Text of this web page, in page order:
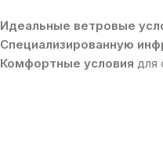
Идеальные ветровые
Специализированную
Комфортные условия для